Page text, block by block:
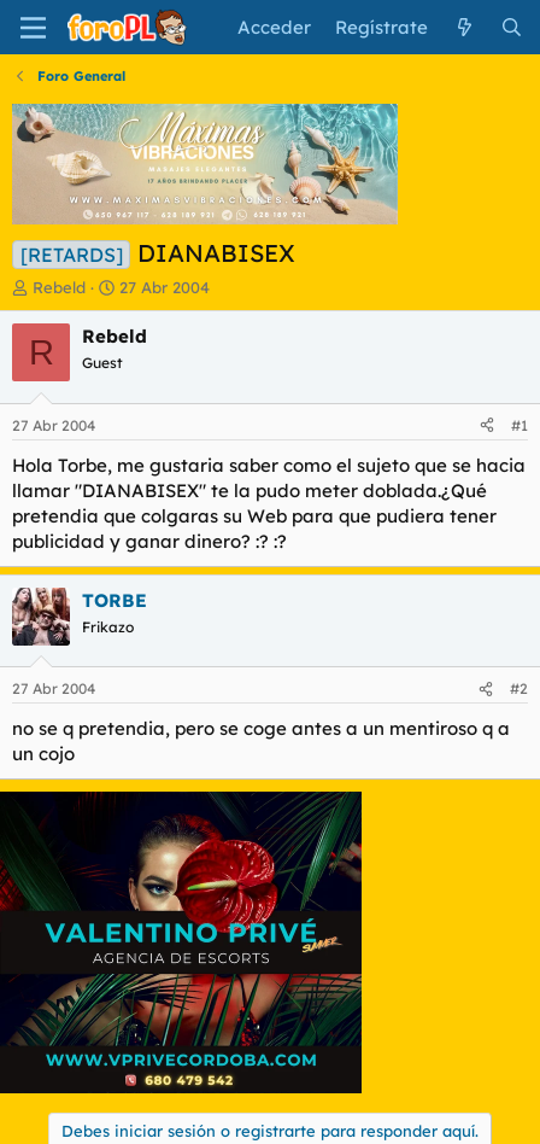
Acceder Regístrate
Foro General
[RETARDS] DIANABISEX
I
n
i
c
a
d
o
r
e
l
t
e
m
a
Rebeld
F
e
c
a
i
n
i
c
i
o
27 Abr 2004
R Rebeld
Guest
27 Abr 2004 #1
Hola Torbe, me gustaria saber como el sujeto que se hacia
llamar "DIANABISEX" te la pudo meter doblada.¿Qué
pretendia que colgaras su Web para que pudiera tener
publicidad y ganar dinero? :? :?
TORBE
Frikazo
27 Abr 2004 #2
no se q pretendia, pero se coge antes a un mentiroso q a
un cojo
Debes iniciar sesión o registrarte para responder aquí.